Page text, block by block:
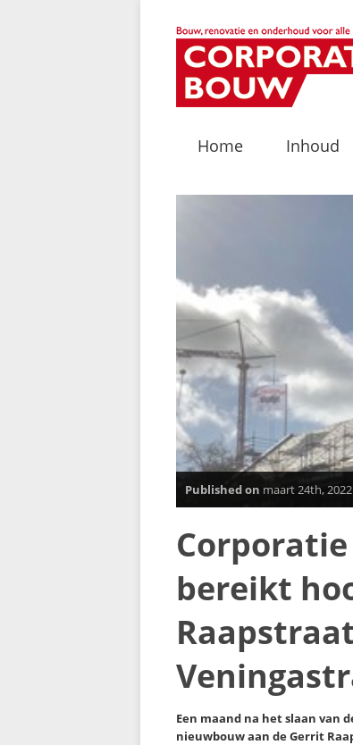
Home Inhoud
Published on maart 24th,
bereikt
Een maand na het slaan van
nieuwbouw aan de Gerrit